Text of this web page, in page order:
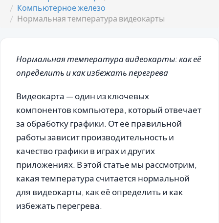
Компьютерное железо
Нормальная температура видеокарты
Нормальная температура видеокарты: как её
определить и как избежать перегрева
Видеокарта — один из ключевых
компонентов компьютера, который отвечает
за обработку графики. От её правильной
работы зависит производительность и
качество графики в играх и других
приложениях. В этой статье мы рассмотрим,
какая температура считается нормальной
для видеокарты, как её определить и как
избежать перегрева.